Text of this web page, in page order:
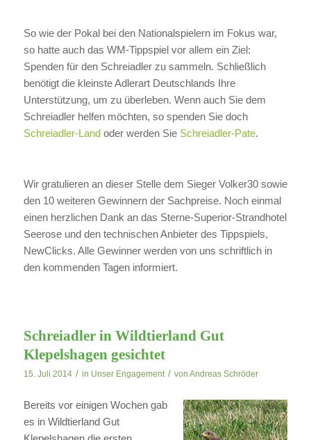
So wie der Pokal bei den Nationalspielern im Fokus war,
so hatte auch das WM-Tippspiel vor allem ein Ziel:
Spenden für den Schreiadler zu sammeln. Schließlich
benötigt die kleinste Adlerart Deutschlands Ihre
Unterstützung, um zu überleben. Wenn auch Sie dem
Schreiadler helfen möchten, so spenden Sie doch
Schreiadler-Landoder werden Sie Schreiadler-Pate.
Wir gratulieren an dieser Stelle dem Sieger Volker30 sowie
den 10 weiteren Gewinnern der Sachpreise. Noch einmal
einen herzlichen Dank an das Sterne-Superior-Strandhotel
Seerose und den technischen Anbieter des Tippspiels,
NewClicks. Alle Gewinner werden von uns schriftlich in
den kommenden Tagen informiert.
Schreiadler in Wildtierland Gut
Klepelshagen gesichtet
15. Juli 2014 / in Unser Engagement / von Andreas Schröder
Bereits vor einigen Wochen gab
es in Wildtierland Gut